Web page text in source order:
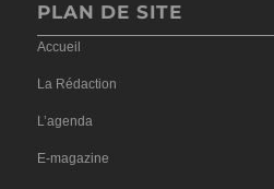
PLAN DE SITE
Accueil
La Rédaction
L’agenda
E-magazine